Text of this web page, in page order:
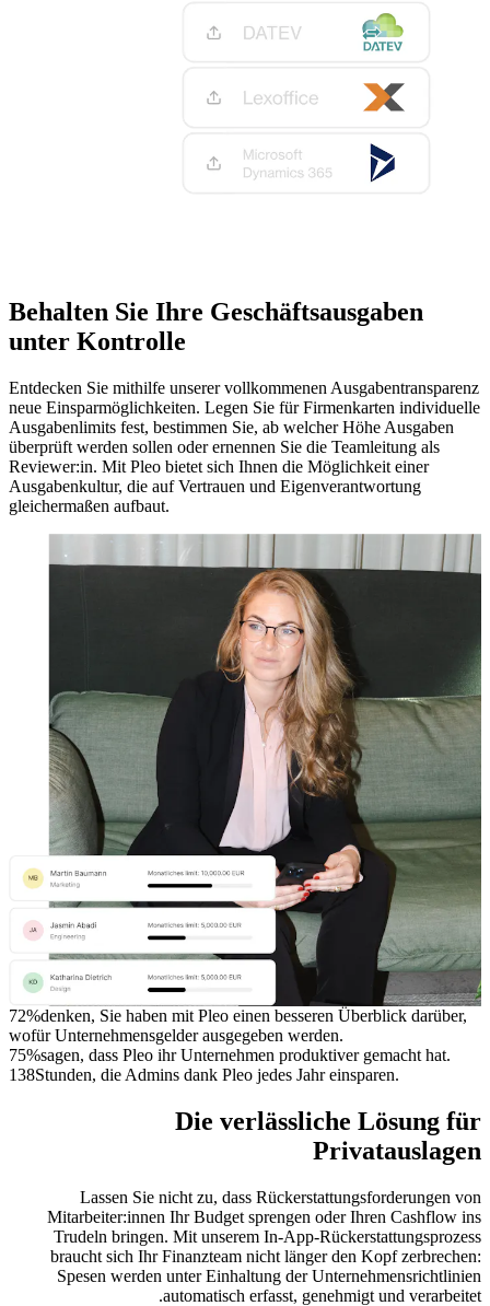
Behalten Sie Ihre Geschäftsausgaben
unter Kontrolle
Entdecken Sie mithilfe unserer vollkommenen Ausgabentransparenz
neue Einsparmöglichkeiten. Legen Sie für Firmenkarten individuelle
Ausgabenlimits fest, bestimmen Sie, ab welcher Höhe Ausgaben
überprüft werden sollen oder ernennen Sie die Teamleitung als
Reviewer:in. Mit Pleo bietet sich Ihnen die Möglichkeit einer
Ausgabenkultur, die auf Vertrauen und Eigenverantwortung
gleichermaßen aufbaut.
72%denken, Sie haben mit Pleo einen besseren Überblick darüber,
wofür Unternehmensgelder ausgegeben werden.
75%sagen, dass Pleo ihr Unternehmen produktiver gemacht hat.
138Stunden, die Admins dank Pleo jedes Jahr einsparen.
Die verlässliche Lösung für
Privatauslagen
Lassen Sie nicht zu, dass Rückerstattungsforderungen von
Mitarbeiter:innen Ihr Budget sprengen oder Ihren Cashflow ins
Trudeln bringen. Mit unserem In-App-Rückerstattungsprozess
braucht sich Ihr Finanzteam nicht länger den Kopf zerbrechen:
Spesen werden unter Einhaltung der Unternehmensrichtlinien
automatisch erfasst, genehmigt und verarbeitet.